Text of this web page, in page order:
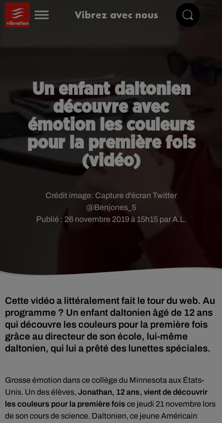
Vibrez avec nous
Un enfant daltonien
découvre avec
émotion les couleurs
pour la première fois
(vidéo)
Publié : 26 novembre 2019 à 15h15 par A.L.
Crédit image: Capture d'écran Twitter
@Benjones_5
Cette vidéo a littéralement fait le tour du web. Au
programme ? Un enfant daltonien âgé de 12 ans
qui découvre les couleurs pour la première fois
grâce au directeur de son école, lui-même
daltonien, qui lui a prêté des lunettes spéciales.
Grosse émotion dans ce collège du Minnesota aux États-
Unis. Un des élèves, Jonathan, 12 ans, vient de découvrir
les couleurs pour la première fois ce jeudi 21 novembre lors
de son cours de science. Daltonien, ce jeune Américain